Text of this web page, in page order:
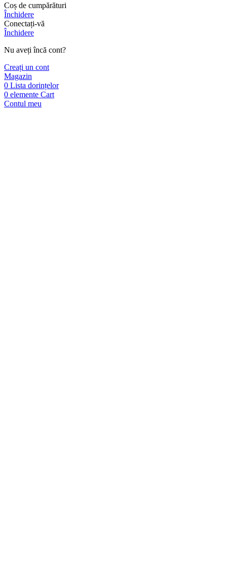
Coș de cumpărături
Închidere
Conectați-vă
Închidere
Nu aveți încă cont?
Creați un cont
Magazin
0 Lista dorințelor
0 elemente Cart
Contul meu